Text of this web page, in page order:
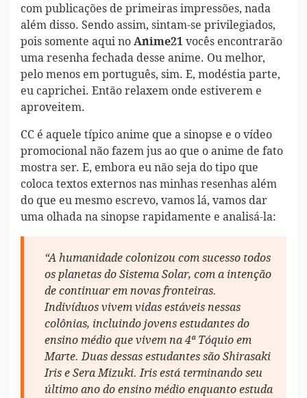
com publicações de primeiras impressões, nada
além disso. Sendo assim, sintam-se privilegiados,
pois somente aqui no Anime21 vocês encontrarão
uma resenha fechada desse anime. Ou melhor,
pelo menos em português, sim. E, modéstia parte,
eu caprichei. Então relaxem onde estiverem e
aproveitem.
CC é aquele típico anime que a sinopse e o vídeo
promocional não fazem jus ao que o anime de fato
mostra ser. E, embora eu não seja do tipo que
coloca textos externos nas minhas resenhas além
do que eu mesmo escrevo, vamos lá, vamos dar
uma olhada na sinopse rapidamente e analisá-la:
“A humanidade colonizou com sucesso todos
os planetas do Sistema Solar, com a intenção
de continuar em novas fronteiras.
Indivíduos vivem vidas estáveis nessas
colônias, incluindo jovens estudantes do
ensino médio que vivem na 4ª Tóquio em
Marte. Duas dessas estudantes são Shirasaki
Iris e Sera Mizuki. Iris está terminando seu
último ano do ensino médio enquanto estuda